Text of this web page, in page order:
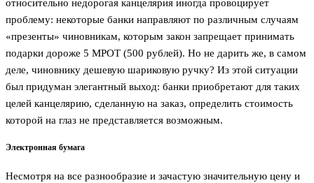
относительно недорогая канцелярия иногда провоцирует
проблему: некоторые банки направляют по различным случаям
«презенты» чиновникам, которым закон запрещает принимать
подарки дороже 5 МРОТ (500 рублей). Но не дарить же, в самом
деле, чиновнику дешевую шариковую ручку? Из этой ситуации
был придуман элегантный выход: банки приобретают для таких
целей канцелярию, сделанную на заказ, определить стоимость
которой на глаз не представляется возможным.
Электронная бумага
Несмотря на все разнообразие и зачастую значительную цену и